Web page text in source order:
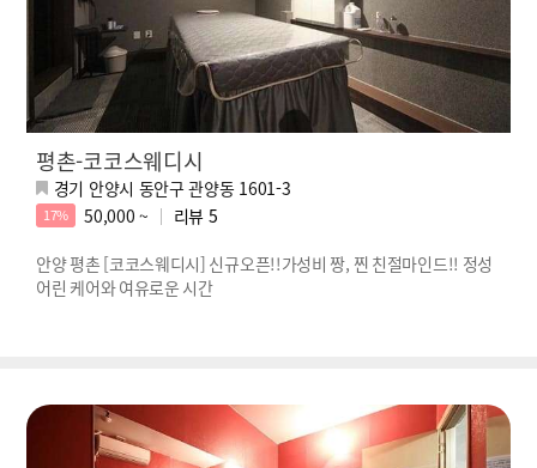
평촌-코코스웨디시
경기 안양시 동안구 관양동 1601-3
17% 50,000 ~ 리뷰 5
안양 평촌 [코코스웨디시] 신규오픈!!가성비 짱, 찐 친절마인드!! 정성
어린 케어와 여유로운 시간